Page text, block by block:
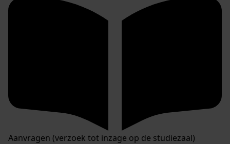
Aanvragen (verzoek tot inzage op de studiezaal)